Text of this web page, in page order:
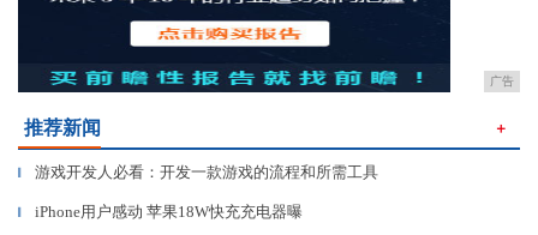
广告
推荐新闻 ＋
▎ 游戏开发人必看：开发一款游戏的流程和所需工具
▎ iPhone用户感动 苹果18W快充充电器曝